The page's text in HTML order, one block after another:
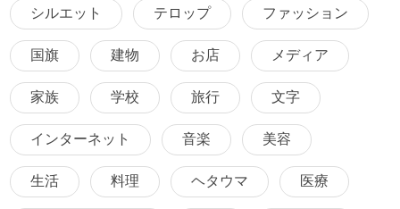
シルエット テロップ ファッション
国旗 建物 お店 メディア
家族 学校 旅行 文字
インターネット 音楽 美容
生活 料理 ヘタウマ 医療